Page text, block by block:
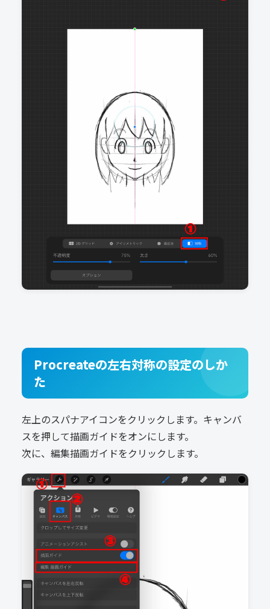
Procreateの左右対称の設定のしか
た
左上のスパナアイコンをクリックします。キャンバ
スを押して描画ガイドをオンにします。
次に、編集描画ガイドをクリックします。